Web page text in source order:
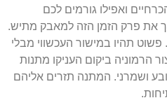
ואפילו גורמים לכם
את פרק הזמן הזה למאבק מתיש.
תהיו במישור העכשווי מבלי
הרמוניה ביקום העניקו מתנות
ושמרני. המתנה תזרים אליהם